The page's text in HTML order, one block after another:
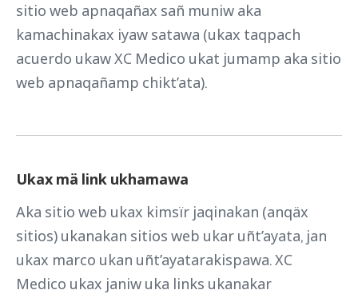
sitio web apnaqañax sañ muniw aka
kamachinakax iyaw satawa (ukax taqpach
acuerdo ukaw XC Medico ukat jumamp aka sitio
web apnaqañamp chikt’ata).
Ukax mä link ukhamawa
Aka sitio web ukax kimsïr jaqinakan (anqäx
sitios) ukanakan sitios web ukar uñt’ayata, jan
ukax marco ukan uñt’ayatarakispawa. XC
Medico ukax janiw uka links ukanakar